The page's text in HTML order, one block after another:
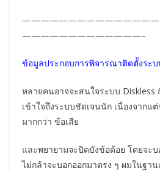
—————————————–
ข้อมูลประกอบการพิจารณาติดตั้งระบ
หลายคนอาจจะสนใจระบบ Diskless
เข้าใจถึงระบบชัดเจนนัก เนื่องจากแ
มากกว่า ข้อเสีย
และพยายามจะปิดบังข้อด้อย โดยจะ
ไม่กล้าจะบอกออกมาตรง ๆ ผมในฐา